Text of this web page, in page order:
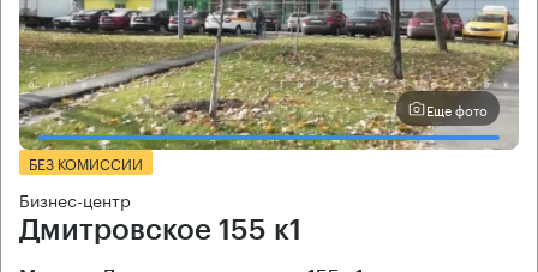
Еще фото
БЕЗ КОМИССИИ
Бизнес-центр
Дмитровское 155 к1